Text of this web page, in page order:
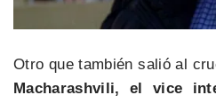
Otro que también salió al
Macharashvili, el vice